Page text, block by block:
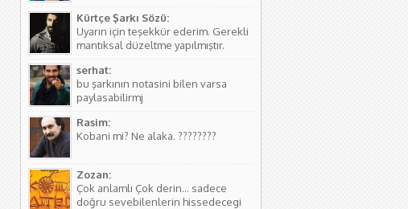
düzeltmede bulundum. Teşkkürler
Kürtçe Şarkı Sözü:
Uyarın için teşekkür ederim. Gerekli
mantıksal düzeltme yapılmıştır.
serhat:
bu şarkının notasini bilen varsa
paylasabilirmj
Rasim:
Kobani mi? Ne alaka. ????????
Zozan:
Çok anlamlı Çok derin... sadece
doğru sevebilenlerin hissedecegi